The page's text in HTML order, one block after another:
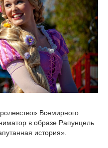
Всемирного
в образе Рапунцель
история».